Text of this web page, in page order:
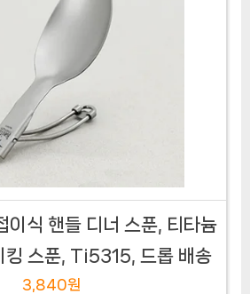
식 핸들 디너 스푼, 티타늄
킹 스푼, Ti5315, 드롭 배송
3,840원